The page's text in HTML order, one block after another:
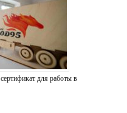
для работы в